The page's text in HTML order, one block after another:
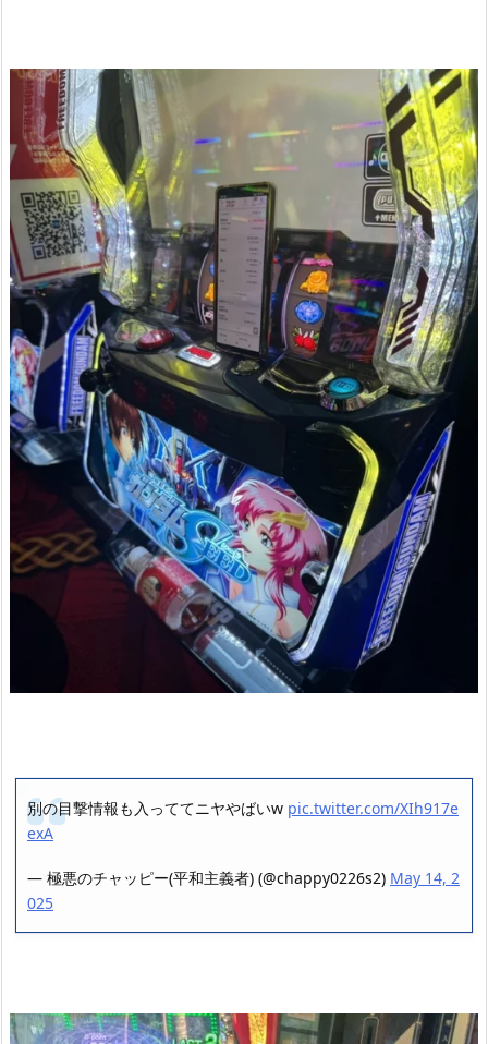
別の目撃情報も入っててニヤやばいw pic.twitter.com/XIh917e
exA
— 極悪のチャッピー(平和主義者) (@chappy0226s2) May 14, 2
025